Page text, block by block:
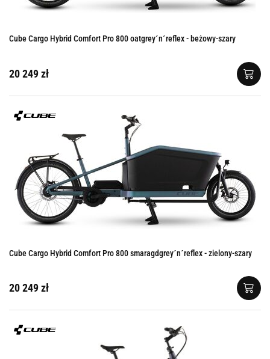
Cube Cargo Hybrid Comfort Pro 800 oatgrey´n´reflex - beżowy-szary
20 249 zł
Cube Cargo Hybrid Comfort Pro 800 smaragdgrey´n´reflex - zielony-szary
20 249 zł